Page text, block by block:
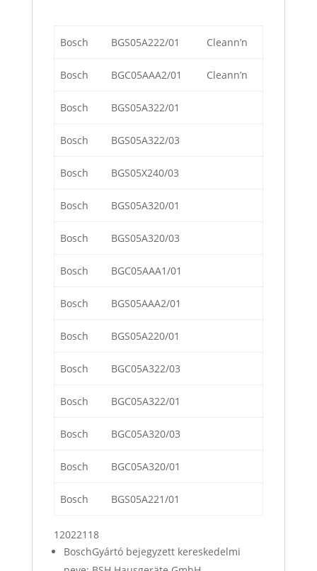
Bosch BGS05A222/01 Cleann’n
Bosch BGC05AAA2/01 Cleann’n
Bosch BGS05A322/01
Bosch BGS05A322/03
Bosch BGS05X240/03
Bosch BGS05A320/01
Bosch BGS05A320/03
Bosch BGC05AAA1/01
Bosch BGS05AAA2/01
Bosch BGS05A220/01
Bosch BGC05A322/03
Bosch BGC05A322/01
Bosch BGC05A320/03
Bosch BGC05A320/01
Bosch BGS05A221/01
12022118
BoschGyártó bejegyzett kereskedelmi